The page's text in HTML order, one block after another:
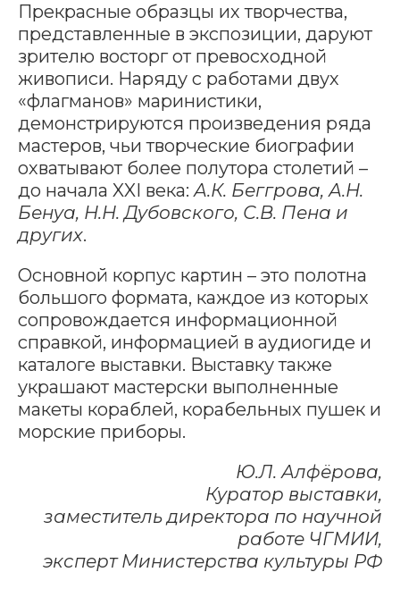
Прекрасные образцы их творчества,
представленные в экспозиции, даруют
зрителю восторг от превосходной
живописи. Наряду с работами двух
«флагманов» маринистики,
демонстрируются произведения ряда
мастеров, чьи творческие биографии
охватывают более полутора столетий –
до начала XXI века:А.К. Беггрова, А.Н.
Бенуа, Н.Н. Дубовского, С.В. Пена и
других.
Основной корпус картин – это полотна
большого формата, каждое из которых
сопровождается информационной
справкой, информацией в аудиогиде и
каталоге выставки. Выставку также
украшают мастерски выполненные
макеты кораблей, корабельных пушек и
морские приборы.
Ю.Л. Алфёрова,
Куратор выставки,
заместитель директора по научной
работе ЧГМИИ,
эксперт Министерства культуры РФ